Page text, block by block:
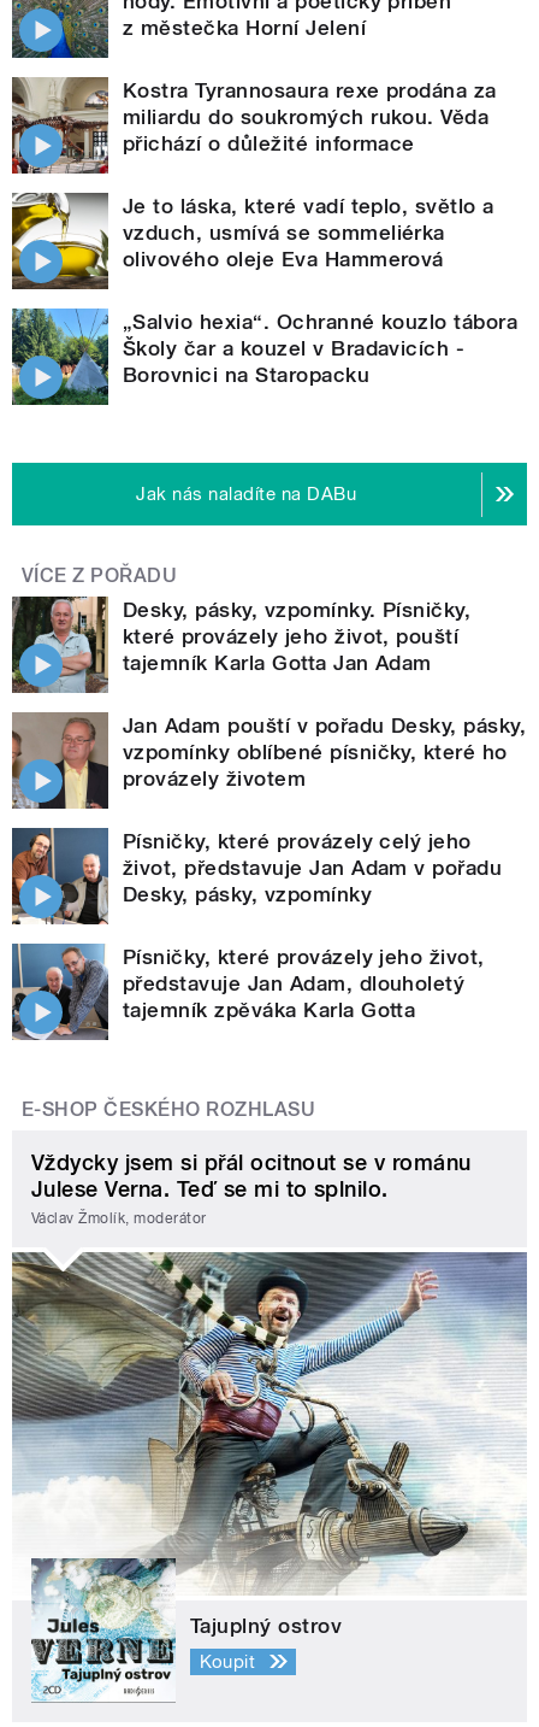
z městečka Horní Jelení
Kostra Tyrannosaura rexe prodána za
miliardu do soukromých rukou. Věda
přichází o důležité informace
Je to láska, které vadí teplo, světlo a
vzduch, usmívá se sommeliérka
olivového oleje Eva Hammerová
„Salvio hexia“. Ochranné kouzlo tábora
Školy čar a kouzel v Bradavicích -
Borovnici na Staropacku
Jak nás naladíte na DABu
VÍCE Z POŘADU
Desky, pásky, vzpomínky. Písničky,
které provázely jeho život, pouští
tajemník Karla Gotta Jan Adam
Jan Adam pouští v pořadu Desky, pásky,
vzpomínky oblíbené písničky, které ho
provázely životem
Písničky, které provázely celý jeho
život, představuje Jan Adam v pořadu
Desky, pásky, vzpomínky
Písničky, které provázely jeho život,
představuje Jan Adam, dlouholetý
tajemník zpěváka Karla Gotta
E-SHOP ČESKÉHO ROZHLASU
Vždycky jsem si přál ocitnout se v románu
Julese Verna. Teď se mi to splnilo.
Václav Žmolík, moderátor
Tajuplný ostrov
Koupit